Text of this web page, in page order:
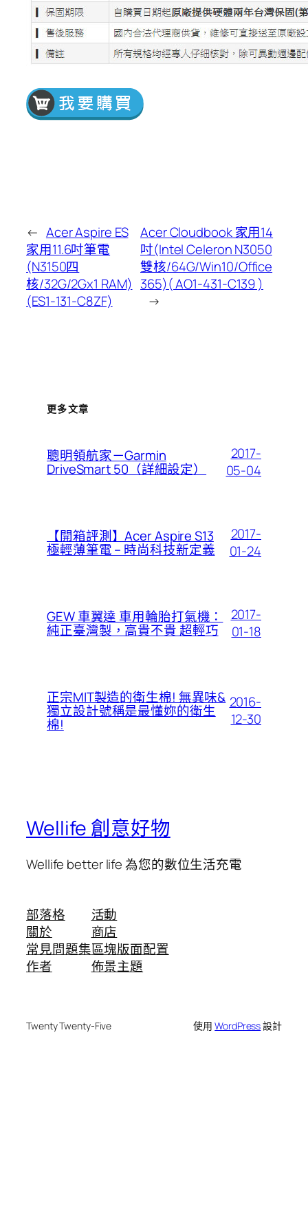
← Acer Aspire ES
家用11.6吋筆電
(N3150四
核/32G/2Gx1 RAM)
(ES1-131-C8ZF)
Acer Cloudbook 家用14
吋(Intel Celeron N3050
雙核/64G/Win10/Office
365)( AO1-431-C139 )
→
更多文章
聰明領航家－Garmin
DriveSmart 50（詳細設定）
2017-
05-04
【開箱評測】Acer Aspire S13
極輕薄筆電 – 時尚科技新定義
2017-
01-24
GEW 車翼達 車用輪胎打氣機：
純正臺灣製，高貴不貴 超輕巧
2017-
01-18
正宗MIT製造的衛生棉! 無異味&
獨立設計號稱是最懂妳的衛生
棉!
2016-
12-30
Wellife 創意好物
Wellife better life 為您的數位生活充電
部落格
關於
常見問題集
作者
活動
商店
區塊版面配置
佈景主題
Twenty Twenty-Five 使用WordPress設計